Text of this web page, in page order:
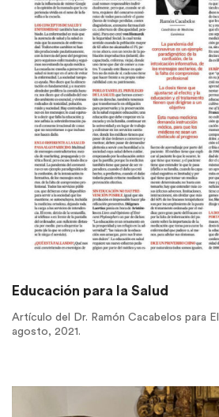
Educación para la Salud
Artículo del Dr. Ramón Cacabelos para
agosto, 2021.